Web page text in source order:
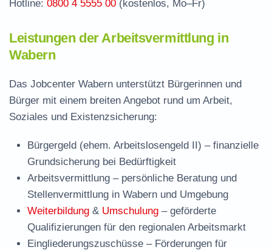
Hotline: 0800 4 5555 00 (kostenlos, Mo–Fr)
Leistungen der Arbeitsvermittlung in
Wabern
Das Jobcenter Wabern unterstützt Bürgerinnen und
Bürger mit einem breiten Angebot rund um Arbeit,
Soziales und Existenzsicherung:
Bürgergeld (ehem. Arbeitslosengeld II) – finanzielle
Grundsicherung bei Bedürftigkeit
Arbeitsvermittlung – persönliche Beratung und
Stellenvermittlung in Wabern und Umgebung
Weiterbildung & Umschulung – geförderte
Qualifizierungen für den regionalen Arbeitsmarkt
Eingliederungszuschüsse – Förderungen für